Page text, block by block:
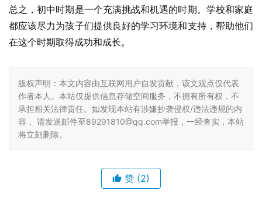
总之，初中时期是一个充满挑战和机遇的时期。学校和家庭
都应该尽力为孩子们提供良好的学习环境和支持，帮助他们
在这个时期取得成功和成长。
版权声明：本文内容由互联网用户自发贡献，该文观点仅代表
作者本人。本站仅提供信息存储空间服务，不拥有所有权，不
承担相关法律责任。如发现本站有涉嫌抄袭侵权/违法违规的内
容， 请发送邮件至89291810@qq.com举报，一经查实，本站
将立刻删除。
赞 (2)